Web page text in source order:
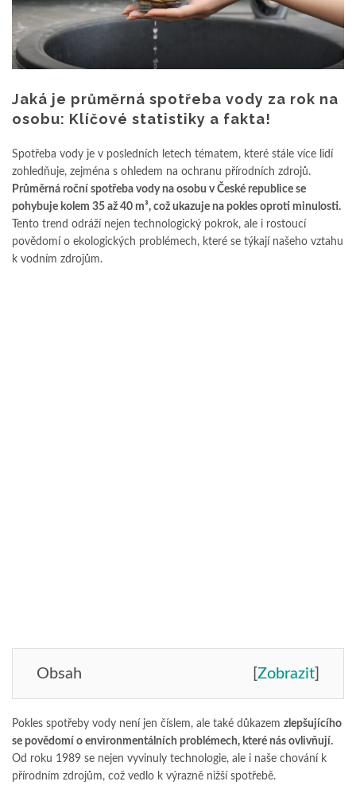
Jaká je průměrná spotřeba vody za rok na
osobu: Klíčové statistiky a fakta!
Spotřeba vody je v posledních letech tématem, které stále více lidí
zohledňuje, zejména s ohledem na ochranu přírodních zdrojů.
Průměrná roční spotřeba vody na osobu v České republice se
pohybuje kolem 35 až 40 m³, což ukazuje na pokles oproti minulosti.
Tento trend odráží nejen technologický pokrok, ale i rostoucí
povědomí o ekologických problémech, které se týkají našeho vztahu
k vodním zdrojům.
Obsah [Zobrazit]
Pokles spotřeby vody není jen číslem, ale také důkazem zlepšujícího
se povědomí o environmentálních problémech, které nás ovlivňují.
Od roku 1989 se nejen vyvinuly technologie, ale i naše chování k
přírodním zdrojům, což vedlo k výrazně nižší spotřebě.